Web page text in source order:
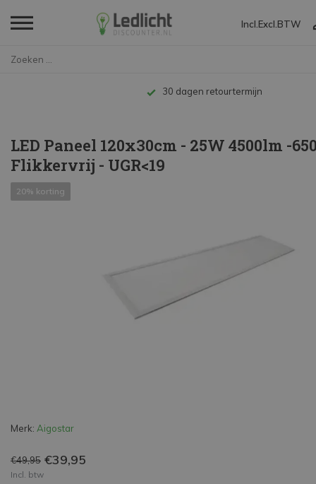
Incl. Excl. BTW
Tot 10 jaar garantie
LED Paneel 120x30cm - 25W 4500lm -
Flikkervrij - UGR<19
20% korting
Merk: Aigostar
€49,95 €39,95
Incl. btw